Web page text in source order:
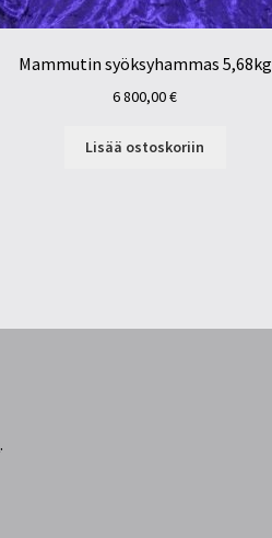
Mammutin syöksyhammas 5,68kg
6 800,00€
Lisää ostoskoriin
.